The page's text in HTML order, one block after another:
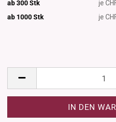
ab 300 Stk
je
ab 1000Stk je